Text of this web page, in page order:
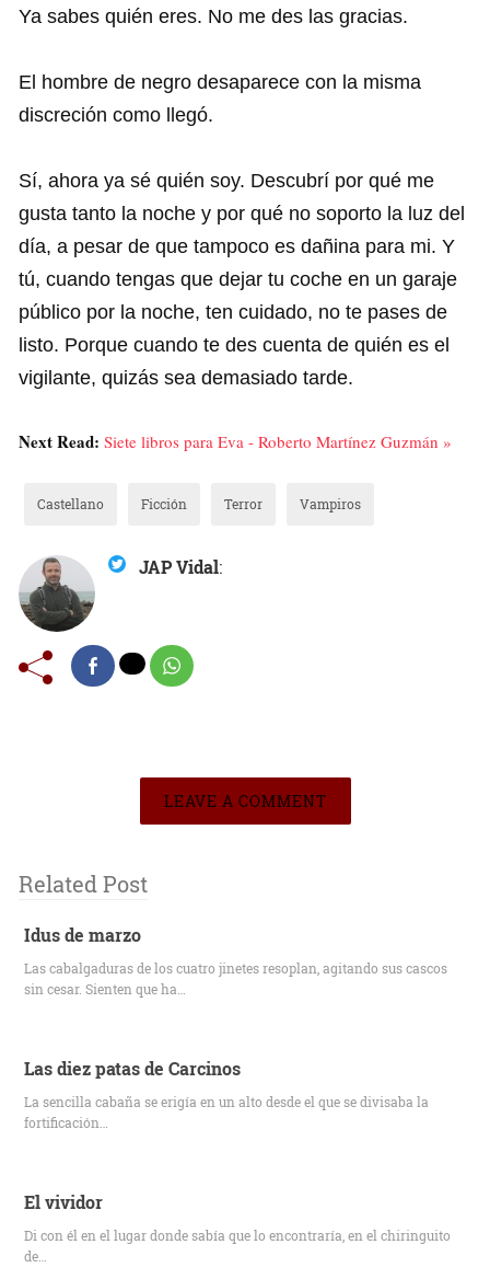
Ya sabes quién eres. No me des las gracias.
El hombre de negro desaparece con la misma
discreción como llegó.
Sí, ahora ya sé quién soy. Descubrí por qué me
gusta tanto la noche y por qué no soporto la luz del
día, a pesar de que tampoco es dañina para mi. Y
tú, cuando tengas que dejar tu coche en un garaje
público por la noche, ten cuidado, no te pases de
listo. Porque cuando te des cuenta de quién es el
vigilante, quizás sea demasiado tarde.
Next Read: Siete libros para Eva - Roberto Martínez Guzmán »
Castellano Ficción Terror Vampiros
JAP Vidal:
LEAVE A COMMENT
Related Post
Idus de marzo
Las cabalgaduras de los cuatro jinetes resoplan, agitando sus cascos
sin cesar. Sienten que ha…
Las diez patas de Carcinos
La sencilla cabaña se erigía en un alto desde el que se divisaba la
fortificación…
El vividor
Di con él en el lugar donde sabía que lo encontraría, en el chiringuito
de…